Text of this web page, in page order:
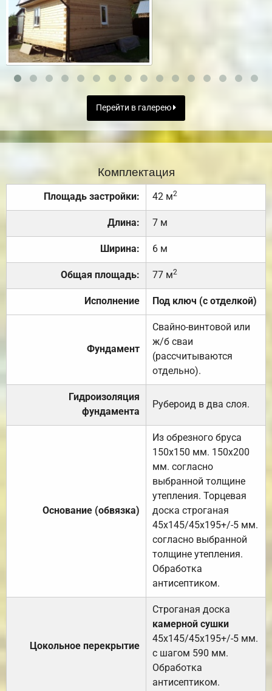
Перейти в галерею
Комплектация
Площадь застройки: 42 м2
Длина: 7 м
Ширина: 6 м
Общая площадь: 77 м2
Исполнение Под ключ (с отделкой)
Фундамент
Свайно-винтовой или
ж/б сваи
(рассчитываются
отдельно).
Гидроизоляция
фундамента
Рубероид в два слоя.
Основание (обвязка)
Из обрезного бруса
150х150 мм. 150х200
мм. согласно
выбранной толщине
утепления. Торцевая
доска строганая
45х145/45х195+/-5 мм.
согласно выбранной
толщине утепления.
Обработка
антисептиком.
Цокольное перекрытие
Строганая доска
камерной сушки
45х145/45х195+/-5 мм.
с шагом 590 мм.
Обработка
антисептиком.